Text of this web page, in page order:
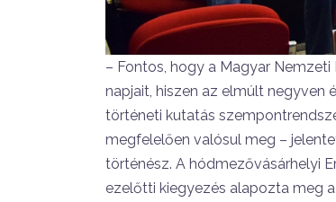
– Fontos, hogy a Magyar
napjait, hiszen az elmúlt
történeti kutatás
megfelelően valósul meg –
történész. A hódmezővásárhelyi
ezelőtti kiegyezés alapozta meg